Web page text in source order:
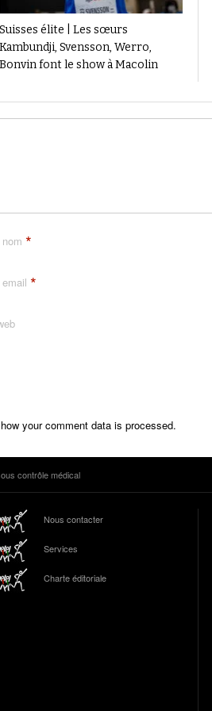
Suisses élite | Les sœurs
Kambundji, Svensson, Werro,
Bonvin font le show à Macolin
*
*
your comment data is processed.
contrôle médical
Nous contacter
Services
Charte éditoriale